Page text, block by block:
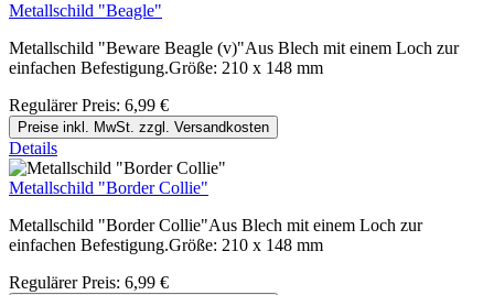
Metallschild "Beagle"
Metallschild "Beware Beagle (v)"Aus Blech mit einem Loch zur
einfachen Befestigung.Größe: 210 x 148 mm
Regulärer Preis: 6,99 €
Preise inkl. MwSt. zzgl. Versandkosten
Details
Metallschild "Border Collie"
Metallschild "Border Collie"Aus Blech mit einem Loch zur
einfachen Befestigung.Größe: 210 x 148 mm
Regulärer Preis: 6,99 €